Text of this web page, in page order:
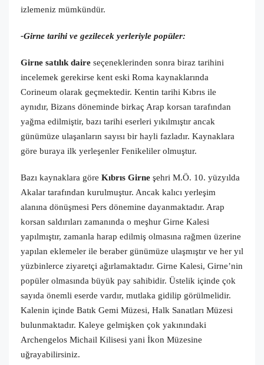
izlemeniz mümkündür.
-Girne tarihi ve gezilecek yerleriyle popüler:
Girne satılık daire seçeneklerinden sonra biraz tarihini
incelemek gerekirse kent eski Roma kaynaklarında
Corineum olarak geçmektedir. Kentin tarihi Kıbrıs ile
aynıdır, Bizans döneminde birkaç Arap korsan tarafından
yağma edilmiştir, bazı tarihi eserleri yıkılmıştır ancak
günümüze ulaşanların sayısı bir hayli fazladır. Kaynaklara
göre buraya ilk yerleşenler Fenikeliler olmuştur.
Bazı kaynaklara göre Kıbrıs Girne şehri M.Ö. 10. yüzyılda
Akalar tarafından kurulmuştur. Ancak kalıcı yerleşim
alanına dönüşmesi Pers dönemine dayanmaktadır. Arap
korsan saldırıları zamanında o meşhur Girne Kalesi
yapılmıştır, zamanla harap edilmiş olmasına rağmen üzerine
yapılan eklemeler ile beraber günümüze ulaşmıştır ve her yıl
yüzbinlerce ziyaretçi ağırlamaktadır. Girne Kalesi, Girne’nin
popüler olmasında büyük pay sahibidir. Üstelik içinde çok
sayıda önemli eserde vardır, mutlaka gidilip görülmelidir.
Kalenin içinde Batık Gemi Müzesi, Halk Sanatları Müzesi
bulunmaktadır. Kaleye gelmişken çok yakınındaki
Archengelos Michail Kilisesi yani İkon Müzesine
uğrayabilirsiniz.